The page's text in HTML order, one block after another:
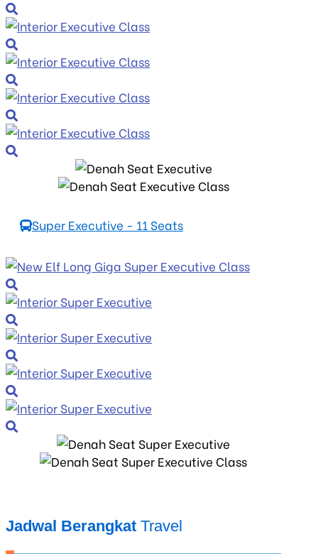
Super Executive - 11 Seats
Jadwal Berangkat Travel